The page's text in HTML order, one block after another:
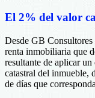
El 2% del valor
Desde GB
renta inmobiliaria que
resultante de aplicar
catastral del inmueble,
de días que